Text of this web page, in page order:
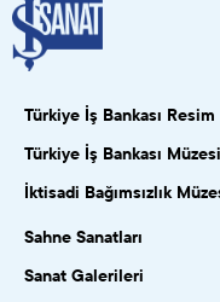
Türkiye İş Bankası
Türkiye İş Bankası Müzesi
İktisadi Bağımsızlık
Sahne Sanatları
Sanat Galerileri